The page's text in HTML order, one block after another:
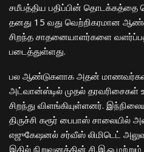
சமீபத்திய பதிப்பின் தொடக்கத்தை
தனது 15 வது வெற்றிகரமான
சிறந்த சாதனையாளர்களை
படைத்துள்ளது.
பல ஆண்டுகளாக அதன்
அட்வான்ஸ்டில் முதல் தரவரிசைகள்
சிறந்து விளங்கியுள்ளனர்.
திருச்சி கரூர் பைபாஸ்
எஜுகேஷனல் சர்வீஸ் லிமிடெட்
இதில் நிறுவனத்தின் சி.இ.ஓ